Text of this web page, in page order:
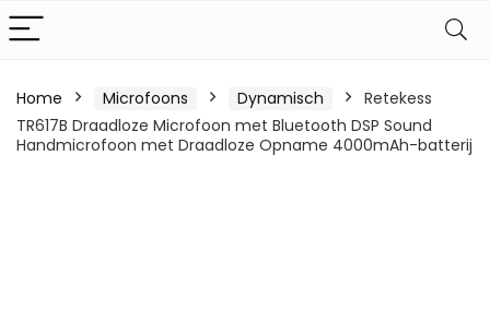
Home Microfoons Dynamisch
Retekess
TR617B Draadloze Microfoon met Bluetooth DSP Sound
Handmicrofoon met Draadloze Opname 4000mAh-batterij